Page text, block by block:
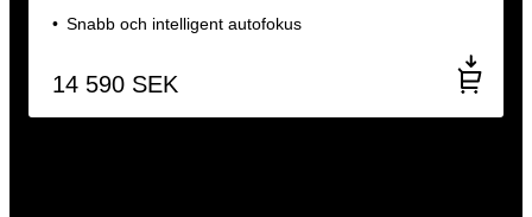
Snabb och intelligent autofokus
14 590 SEK